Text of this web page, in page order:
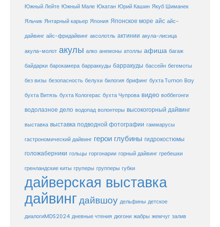
Южный Лейте Южный Мале Юкатан Юрий Кашин Якуб Шиманек
Яльчик Янтарный карьер Япония Японское море айс айс-
дайвинг айс-фридайвинг аксолотль актинии акула-лисица
акула-молот акулы алко анемоны атоллы афиша багаж
байдарки барокамера барраккуды барракуды бассейн бегемоты
без визы безопасность белухи билогия брифинг бухта Tumon Bay
бухта Витязь бухта Кологерас бухта Чупрова видео воббегонги
водолазное дело водопад волонтеры высокогорный дайвинг
выставка выставка подводной фотографии гаммарусы
гастрономический дайвинг герои глубины гидрокостюмы
голожаберники гольцы горгонарии горный дайвинг гребешки
гренландские киты груперы групперы губки
дайверская выставка
дайвингдайвшоу дельфины детское
диалогиMDS2024 дневные чтения дюгони жабры жемчуг залив